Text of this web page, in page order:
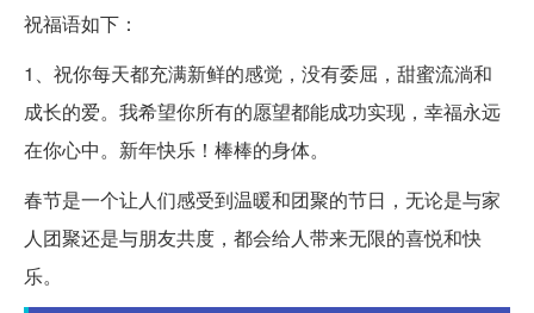
祝福语如下：
1、祝你每天都充满新鲜的感觉，没有委屈，甜蜜流淌和
成长的爱。我希望你所有的愿望都能成功实现，幸福永远
在你心中。新年快乐！棒棒的身体。
春节是一个让人们感受到温暖和团聚的节日，无论是与家
人团聚还是与朋友共度，都会给人带来无限的喜悦和快
乐。